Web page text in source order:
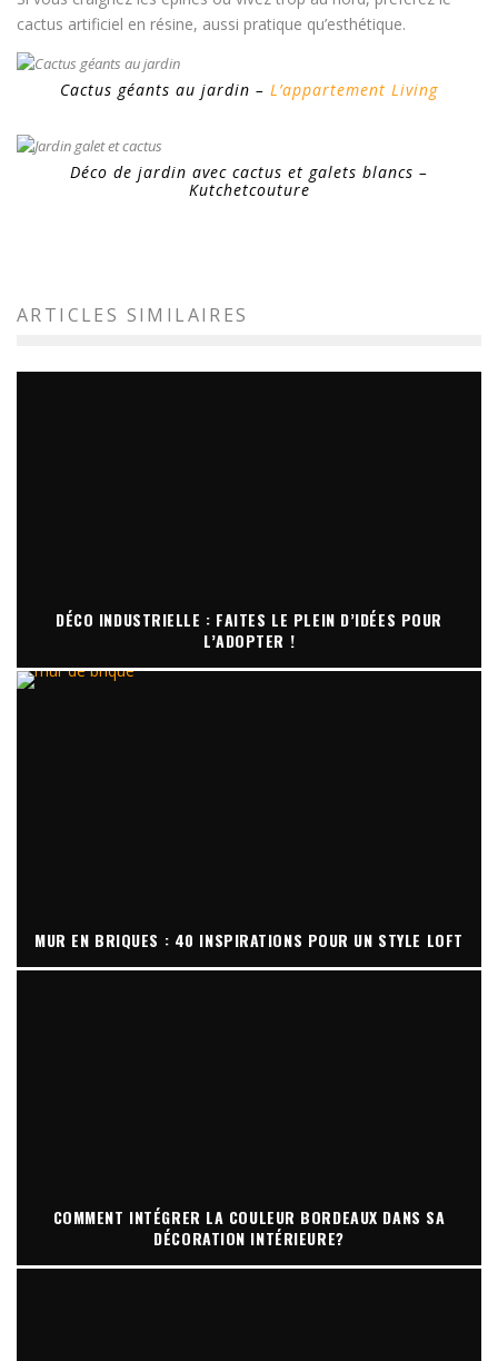
cactus artificiel en résine, aussi pratique qu’esthétique.
Cactus géants au jardin – L’appartement Living
Déco de jardin avec cactus et galets blancs –
Kutchetcouture
ARTICLES SIMILAIRES
DÉCO INDUSTRIELLE : FAITES LE PLEIN D’IDÉES POUR
L’ADOPTER !
MUR EN BRIQUES : 40 INSPIRATIONS POUR UN STYLE LOFT
COMMENT INTÉGRER LA COULEUR BORDEAUX DANS SA
DÉCORATION INTÉRIEURE?